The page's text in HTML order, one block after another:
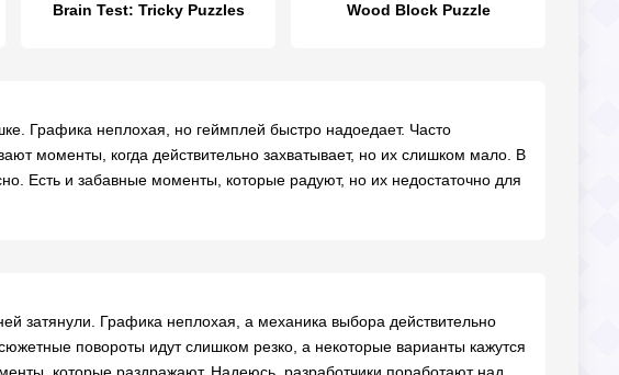
Brain Test: Tricky Puzzles Wood Block Puzzle
Графика неплохая, но геймплей быстро надоедает. Часто
моменты, когда действительно захватывает, но их слишком мало. В
Есть и забавные моменты, которые радуют, но их недостаточно для
затянули. Графика неплохая, а механика выбора действительно
повороты идут слишком резко, а некоторые варианты кажутся